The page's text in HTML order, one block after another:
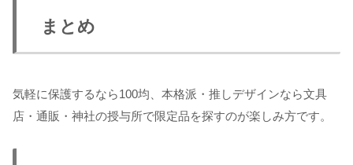
まとめ
気軽に保護するなら100均、本格派・推しデザインなら文具
店・通販・神社の授与所で限定品を探すのが楽しみ方です。